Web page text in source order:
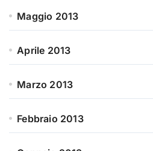
Maggio 2013
Aprile 2013
Marzo 2013
Febbraio 2013